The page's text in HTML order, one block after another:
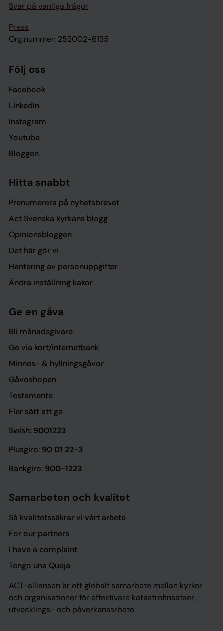
Svar på vanliga frågor
Press
Org.nummer: 252002-6135
Följ oss
Facebook
LinkedIn
Instagram
Youtube
Bloggen
Hitta snabbt
Prenumerera på nyhetsbrevet
Act Svenska kyrkans blogg
Opinionsbloggen
Det här gör vi
Hantering av personuppgifter
Ändra inställning kakor
Ge en gåva
Bli månadsgivare
Ge via kort/internetbank
Minnes- & hyllningsgåvor
Gåvoshopen
Testamente
Fler sätt att ge
Swish: 9001223
Plusgiro: 90 01 22-3
Bankgiro: 900-1223
Samarbeten och kvalitet
Så kvalitetssäkrar vi vårt arbete
For our partners
I have a complaint
Tengo una Queja
ACT-alliansen är ett globalt samarbete mellan kyrkor
och organisationer för effektivare katastrofinsatser,
utvecklings- och påverkansarbete.